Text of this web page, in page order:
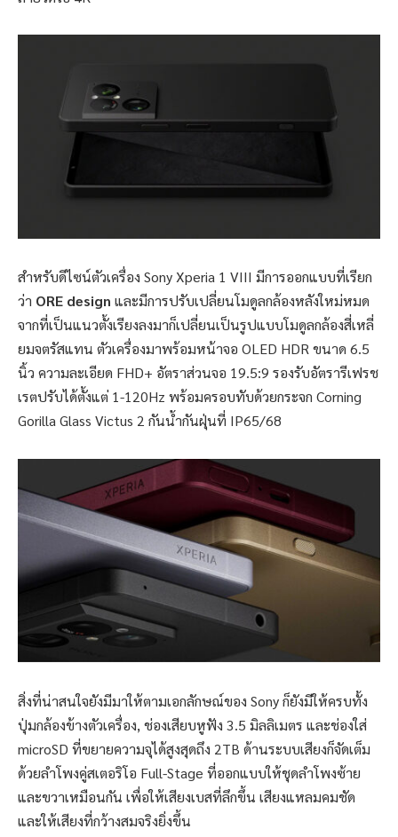
สำหรับดีไซน์ตัวเครื่อง Sony Xperia 1 VIII มีการออกแบบที่เรียก
ว่า ORE design และมีการปรับเปลี่ยนโมดูลกล้องหลังใหม่หมด
จากที่เป็นแนวตั้งเรียงลงมาก็เปลี่ยนเป็นรูปแบบโมดูลกล้องสี่เหลี่
ยมจตรัสแทน ตัวเครื่องมาพร้อมหน้าจอ OLED HDR ขนาด 6.5
นิ้ว ความละเอียด FHD+ อัตราส่วนจอ 19.5:9 รองรับอัตรารีเฟรช
เรตปรับได้ตั้งแต่ 1-120Hz พร้อมครอบทับด้วยกระจก Corning
Gorilla Glass Victus 2 กันน้ำกันฝุ่นที่ IP65/68
สิ่งที่น่าสนใจยังมีมาให้ตามเอกลักษณ์ของ Sony ก็ยังมีให้ครบทั้ง
ปุ่มกล้องข้างตัวเครื่อง, ช่องเสียบหูฟัง 3.5 มิลลิเมตร และช่องใส่
microSD ที่ขยายความจุได้สูงสุดถึง 2TB ด้านระบบเสียงก็จัดเต็ม
ด้วยลำโพงคู่สเตอริโอ Full-Stage ที่ออกแบบให้ชุดลำโพงซ้าย
และขวาเหมือนกัน เพื่อให้เสียงเบสที่ลึกขึ้น เสียงแหลมคมชัด
และให้เสียงที่กว้างสมจริงยิ่งขึ้น